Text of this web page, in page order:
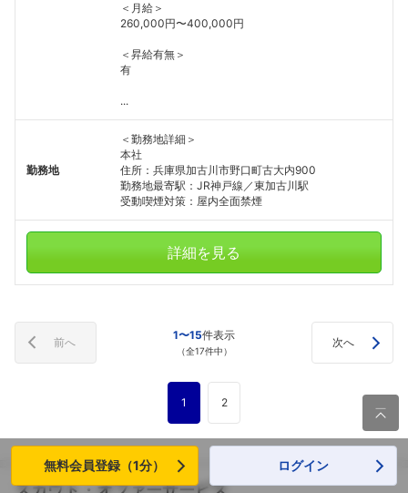
＜月給＞
260,000円〜400,000円
＜昇給有無＞
有
...
勤務地
＜勤務地詳細＞
本社
住所：兵庫県加古川市野口町古大内900
勤務地最寄駅：JR神戸線／東加古川駅
受動喫煙対策：屋内全面禁煙
詳細を見る
1〜15件表示
（全17件中）
前へ 次へ
1 2

無料会員登録（1分） ログイン